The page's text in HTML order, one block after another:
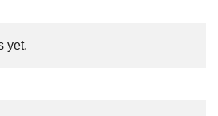
yet.